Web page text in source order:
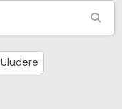
Uludere